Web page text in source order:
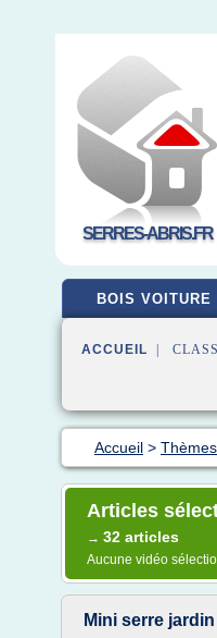
SERRES-ABRIS.FR
BOIS VOITURE
ACCUEIL |
Accueil >
Articles
→ 32 articles
Aucune vidéo
Mini serre